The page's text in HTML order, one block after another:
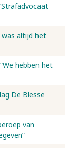
altijd het
hebben het
De Blesse
van